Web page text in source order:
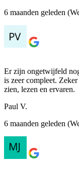
6 maanden geleden
Er zijn ongetwijfeld
is zeer compleet.
zien, lezen en ervaren.
Paul V.
6 maanden geleden